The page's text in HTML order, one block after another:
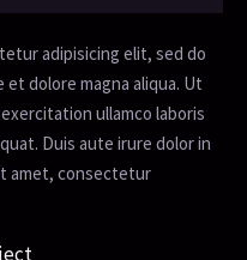
adipisicing elit, sed do
dolore magna aliqua. Ut
ullamco laboris
Duis aute irure dolor in
amet, consectetur